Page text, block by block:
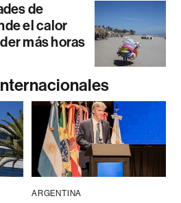
de
el calor
más horas
ARGENTINA